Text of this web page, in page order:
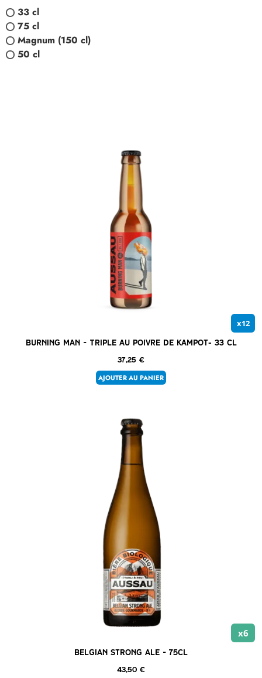
33 cl
75 cl
Magnum (150 cl)
50 cl
x12
Burning Man – Triple au poivre de Kampot- 33 cl
37,25 €
AJOUTER AU PANIER
x6
Belgian Strong Ale – 75cl
43,50 €